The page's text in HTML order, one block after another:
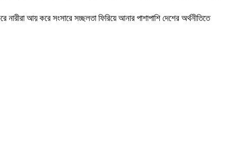
আয় করে সংসারে সচ্ছলতা ফিরিয়ে আনার পাশাপাশি দেশের অর্থনীতিতে